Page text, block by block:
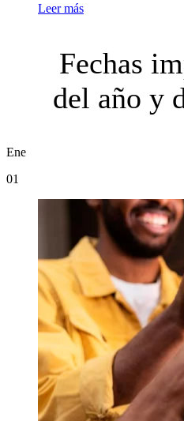
Leer más
Fechas
del año y
Ene
01